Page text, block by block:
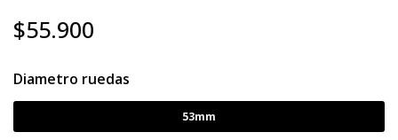
$55.900
Diametro ruedas
53mm